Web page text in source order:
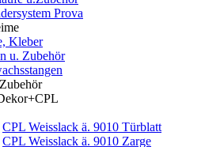
Prova
Kleber
u. Zubehör
CPL Weisslack ä. 9010 Türblatt
CPL Weisslack ä. 9010 Zarge